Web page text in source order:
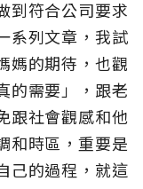
到符合公司要求
系列文章，我試
媽的期待，也觀
的需要」，跟老
跟社會觀感和他
和時區，重要是
己的過程，就這